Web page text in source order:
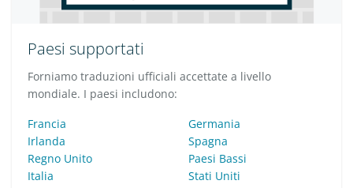
Paesi supportati
Forniamo traduzioni ufficiali accettate a livello
mondiale. I paesi includono:
Francia
Germania
Irlanda
Spagna
Regno Unito
Paesi Bassi
Italia
Stati Uniti